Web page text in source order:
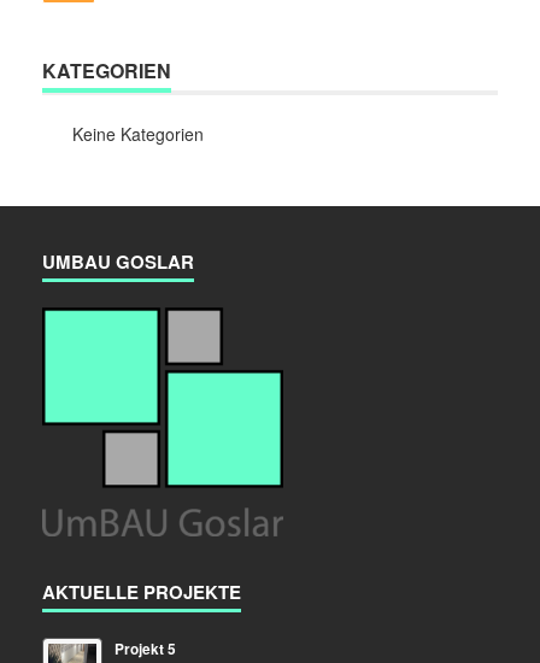
KATEGORIEN
Keine Kategorien
UMBAU GOSLAR
AKTUELLE PROJEKTE
Projekt 5